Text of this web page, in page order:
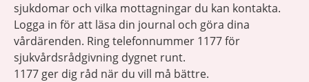
sjukdomar och vilka mottagningar du kan kontakta.
Logga in för att läsa din journal och göra dina
vårdärenden. Ring telefonnummer 1177 för
sjukvårdsrådgivning dygnet runt.
1177 ger dig råd när du vill må bättre.